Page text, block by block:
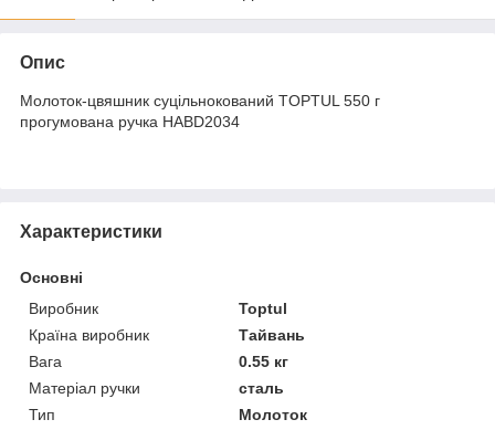
Опис
Молоток-цвяшник суцільнокований TOPTUL 550 г
прогумована ручка HABD2034
Характеристики
Основні
Виробник
Toptul
Країна виробник
Тайвань
Вага
0.55 кг
Матеріал ручки
сталь
Тип
Молоток